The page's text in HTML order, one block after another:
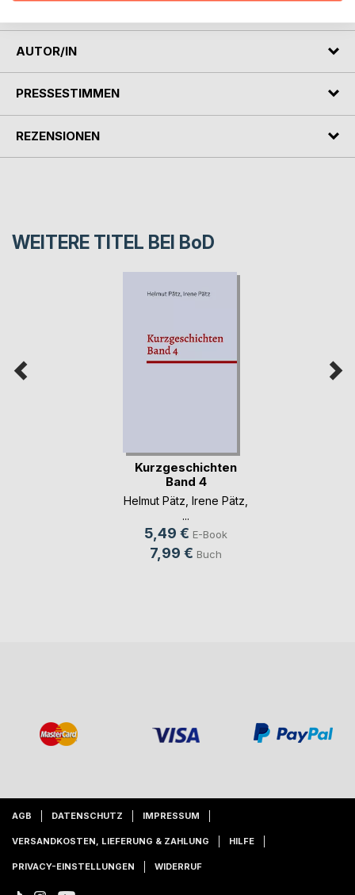
wurden
AUTOR/IN
PRESSESTIMMEN
REZENSIONEN
WEITERE TITEL BEI BoD
Kurzgeschichten
Band 4
Helmut Pätz Irene Pätz
...
5,49 € E-Book
7,99 € Buch
AGB DATENSCHUTZ IMPRESSUM
VERSANDKOSTEN, LIEFERUNG & ZAHLUNG HILFE
PRIVACY-EINSTELLUNGEN WIDERRUF